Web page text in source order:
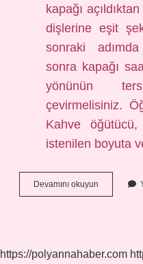
kapağı
dişlerine eşit
sonraki
sonra kapağı
yönünün
çevirmelisiniz.
Kahve
istenilen boyuta
Devamını okuyun
Nedir
https://polyannahaber.com